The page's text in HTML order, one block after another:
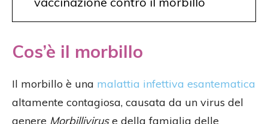
Cos’è il morbillo
Il morbillo è una malattia infettiva esantematica
altamente contagiosa, causata da un virus del
genere Morbilliviruse della famiglia delle